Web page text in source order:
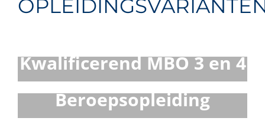
Kwalificerend MBO 3 en 4
Beroepsopleiding